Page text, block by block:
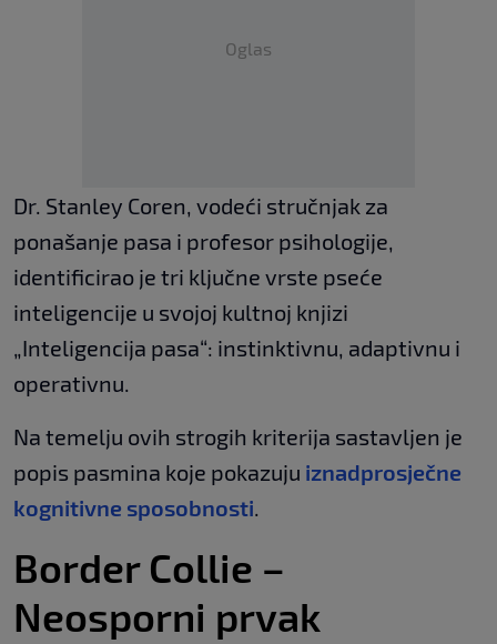
Oglas
Dr. Stanley Coren, vodeći stručnjak za
ponašanje pasa i profesor psihologije,
identificirao je tri ključne vrste pseće
inteligencije u svojoj kultnoj knjizi
„Inteligencija pasa“: instinktivnu, adaptivnu i
operativnu.
Na temelju ovih strogih kriterija sastavljen je
popis pasmina koje pokazuju iznadprosječne
kognitivne sposobnosti.
Border Collie –
Neosporni prvak